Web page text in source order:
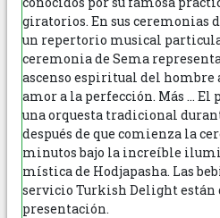
giratorios. En sus ceremonias
un repertorio musical
ceremonia de Sema
ascenso espiritual del hombre
amor a la perfección. Más ...
una orquesta tradicional
después de que comienza la
minutos bajo la increíble
mística de Hodjapasha. Las
servicio Turkish Delight están
presentación.